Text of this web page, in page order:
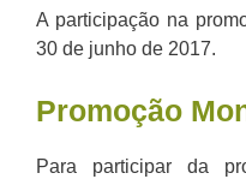
A participação na
30 de junho de 2017.
Promoção
Para participar da